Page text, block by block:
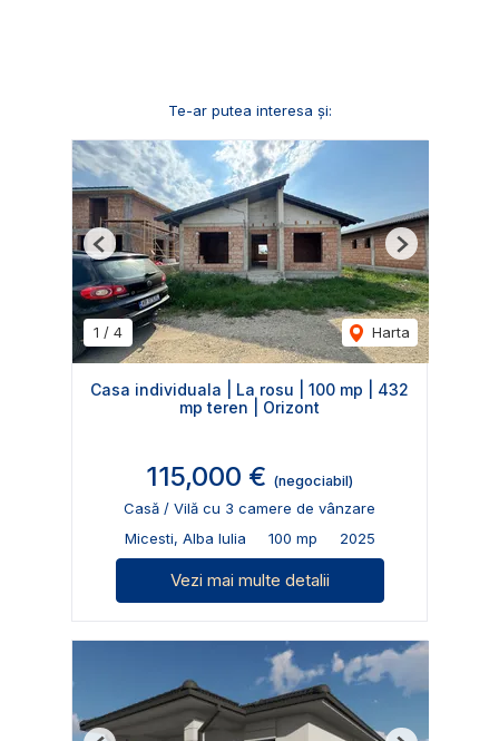
Te-ar putea interesa și:
1 / 4 Harta
Previous Next
Casa individuala | La rosu | 100 mp | 432
mp teren | Orizont
115,000 € (negociabil)
Casă / Vilă cu 3 camere de vânzare
Micesti, Alba Iulia
100 mp 2025
Vezi mai multe detalii